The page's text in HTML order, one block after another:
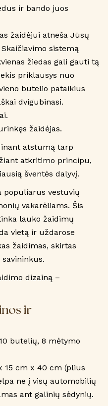
ir bando juos
žaidėjui atneša Jūsų
sistemą
žiedas gali gauti tą
priklausys nuo
butelio pataikius
dvigubinasi.
žaidėjas.
atstumą tarp
atkritimo principu,
šventės dalyvį.
populiarus vestuvių
vakarėliams. Šis
lauko žaidimų
vietą ir uždarose
žaidimas, skirtas
dizainą –
ir
butelių, 8 mėtymo
15 cm x 40 cm (plius
ne į visų automobilių
ant galinių sėdynių.